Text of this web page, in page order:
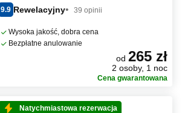
9.9 Rewelacyjny 39 opinii
Wysoka jakość, dobra cena
Bezpłatne anulowanie
od 265 zł
2 osoby, 1 noc
Cena gwarantowana
Natychmiastowa rezerwacja